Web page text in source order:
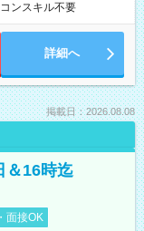
ンスキル不要
詳細へ
掲載日：2026.08.08
＆16時迄
面接OK